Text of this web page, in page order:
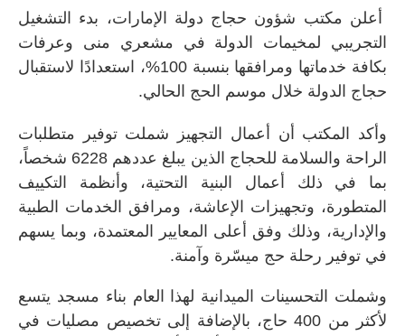
أعلن مكتب شؤون حجاج دولة الإمارات، بدء التشغيل
التجريبي لمخيمات الدولة في مشعري منى وعرفات
بكافة خدماتها ومرافقها بنسبة 100%، استعدادًا لاستقبال
حجاج الدولة خلال موسم الحج الحالي.
وأكد المكتب أن أعمال التجهيز شملت توفير متطلبات
الراحة والسلامة للحجاج الذين يبلغ عددهم 6228 شخصاً،
بما في ذلك أعمال البنية التحتية، وأنظمة التكييف
المتطورة، وتجهيزات الإعاشة، ومرافق الخدمات الطبية
والإدارية، وذلك وفق أعلى المعايير المعتمدة، وبما يسهم
في توفير رحلة حج ميسّرة وآمنة.
وشملت التحسينات الميدانية لهذا العام بناء مسجد يتسع
لأكثر من 400 حاج، بالإضافة إلى تخصيص مصليات في